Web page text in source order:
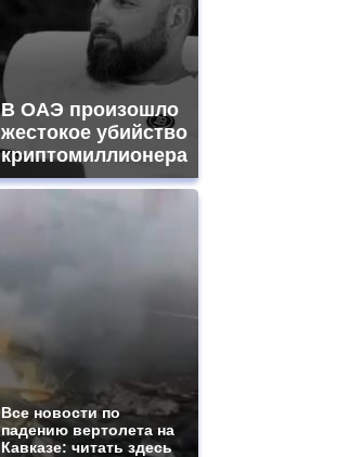
В ОАЭ произошло
жестокое убийство
криптомиллионера
Все новости по
падению вертолета на
Кавказе: читать здесь